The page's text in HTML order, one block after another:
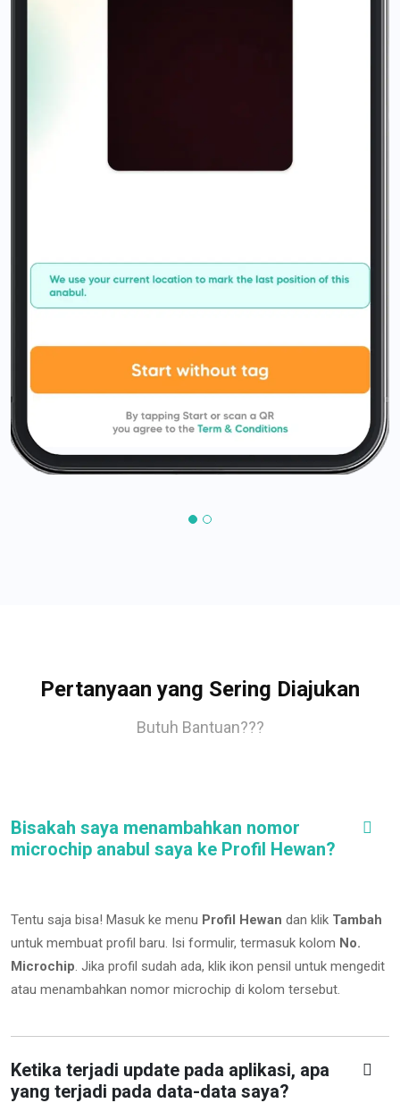
Pertanyaan yang Sering Diajukan
Butuh Bantuan???
Bisakah saya menambahkan nomor
microchip anabul saya ke Profil Hewan?
Tentu saja bisa! Masuk ke menu Profil Hewan dan klik Tambah
untuk membuat profil baru. Isi formulir, termasuk kolom No.
Microchip. Jika profil sudah ada, klik ikon pensil untuk mengedit
atau menambahkan nomor microchip di kolom tersebut.
Ketika terjadi update pada aplikasi, apa
yang terjadi pada data-data saya?